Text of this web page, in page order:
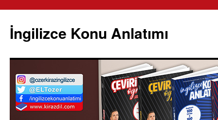
İngilizce Konu Anlatımı